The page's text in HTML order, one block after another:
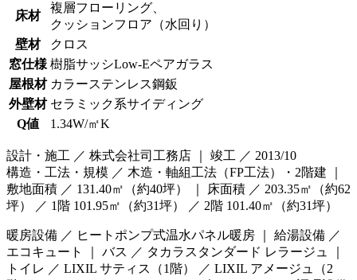
床材
複層フローリング、
クッションフロア（水回り）
壁材
クロス
窓仕様 樹脂サッシLow-Eペアガラス
屋根材 カラーステンレス鋼鈑
外壁材 セラミック系サイディング
Q値
1.34W/㎡K
設計・施工 ／ 株式会社司工務店 ｜ 竣工 ／ 2013/10
構造・工法・規模 ／ 木造・軸組工法（FP工法）・2階建 ｜
敷地面積 ／ 131.40㎡（約40坪） ｜ 床面積 ／ 203.35㎡（約62
坪） ／ 1階 101.95㎡（約31坪） ／ 2階 101.40㎡（約31坪）
暖房設備 ／ ヒートポンプ式温水パネル暖房 ｜ 給湯設備 ／
エコキュート ｜ バス ／ タカラスタンダード レラージュ ｜
トイレ ／ LIXIL サティス（1階） ／ LIXIL アメージュ（2